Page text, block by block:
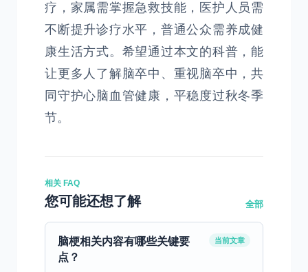
疗，家属需掌握急救技能，医护人员需
不断提升诊疗水平，普通公众需养成健
康生活方式。希望通过本文的科普，能
让更多人了解脑卒中、重视脑卒中，共
同守护心脑血管健康，平稳度过秋冬季
节。
相关 FAQ
您可能还想了解 全部
脑梗相关内容有哪些关键要
点？
当前文章